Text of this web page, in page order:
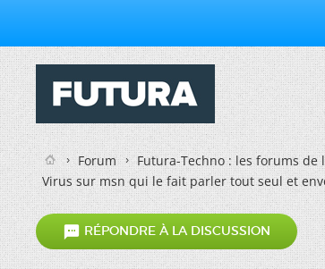
Forum Futura-Techno : les forums
Virus sur msn qui le fait parler tout seul et
 RÉPONDRE À LA DISCUSSION